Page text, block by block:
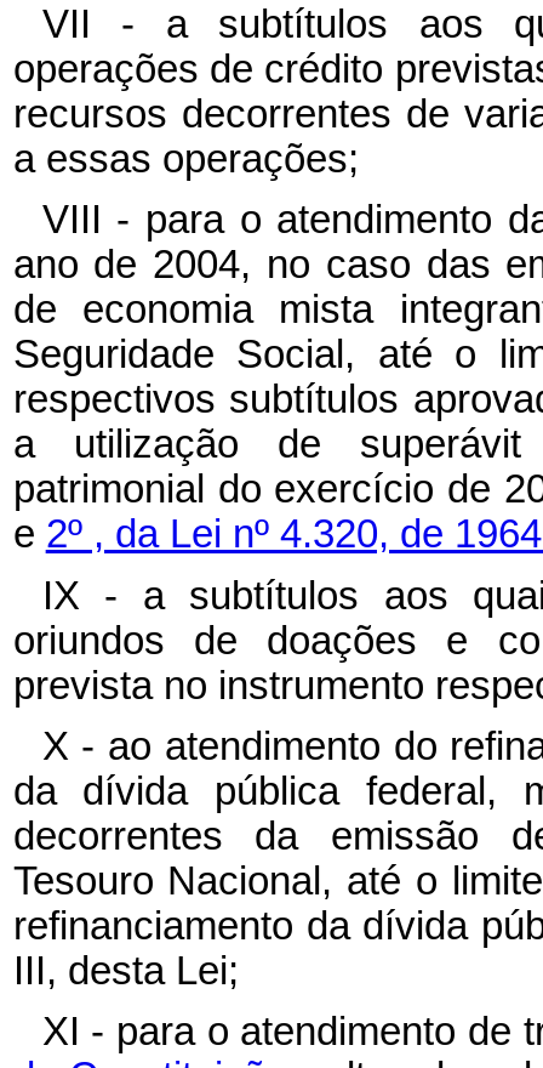
VII - a subtítulos aos
operações de crédito
recursos decorrentes de
a essas operações;
VIII - para o atendimento
ano de 2004, no caso das
de economia mista
Seguridade Social, até o
respectivos subtítulos
a utilização de
patrimonial do exercício de
e 2º , da Lei nº 4.320, de
IX - a subtítulos aos
oriundos de doações e
prevista no instrumento
X - ao atendimento do
da dívida pública federal,
decorrentes da emissão
Tesouro Nacional, até o
refinanciamento da dívida
III, desta Lei;
XI - para o atendimento de